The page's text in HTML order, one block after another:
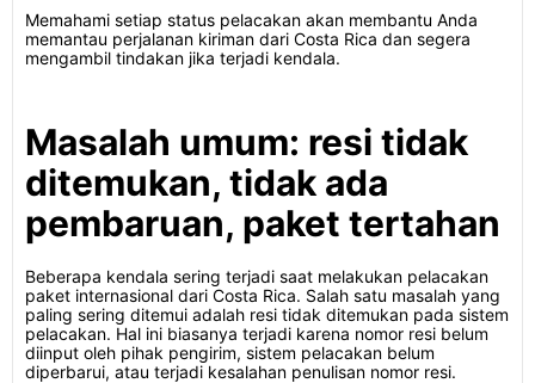
Memahami setiap status pelacakan akan membantu Anda
memantau perjalanan kiriman dari Costa Rica dan segera
mengambil tindakan jika terjadi kendala.
Masalah umum: resi tidak
ditemukan, tidak ada
pembaruan, paket tertahan
Beberapa kendala sering terjadi saat melakukan pelacakan
paket internasional dari Costa Rica. Salah satu masalah yang
paling sering ditemui adalah resi tidak ditemukan pada sistem
pelacakan. Hal ini biasanya terjadi karena nomor resi belum
diinput oleh pihak pengirim, sistem pelacakan belum
diperbarui, atau terjadi kesalahan penulisan nomor resi.